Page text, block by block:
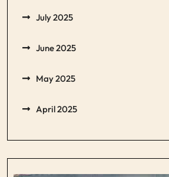
July 2025
June 2025
May 2025
April 2025